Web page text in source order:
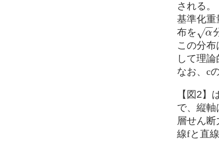
される。
基準化重
布を
α
−
−
√
α
この分
して理
なお、 c
【図2】
で、縦軸
層せん断
線fと直線